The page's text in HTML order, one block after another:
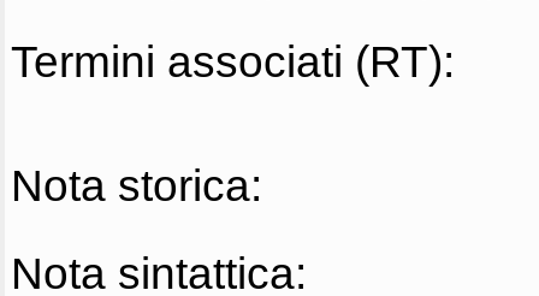
Termini associati (RT):
Nota storica:
Nota sintattica: